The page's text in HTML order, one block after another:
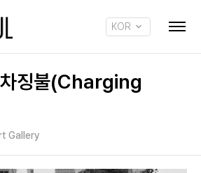
KOR
차징불(Charging
Gallery